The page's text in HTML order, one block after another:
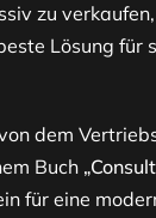
zu
Lösung für
dem
Buch
für eine